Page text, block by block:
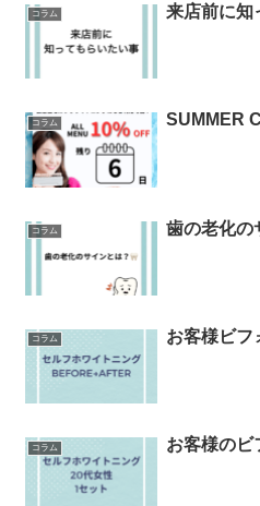
コラム 来店前に知
コラム SUMMER
コラム 歯の老化の
コラム お客様ビ
コラム お客様の